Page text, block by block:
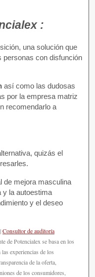
:
una solución que
personas con disfunción
así como las dudosas
por la empresa matriz
recomendarlo a
quizás el
de mejora masculina
y la autoestima
y el deseo
|Consultor de auditoría
de Potencialex se basa en los
experiencias de los
de la oferta,
de los consumidores,